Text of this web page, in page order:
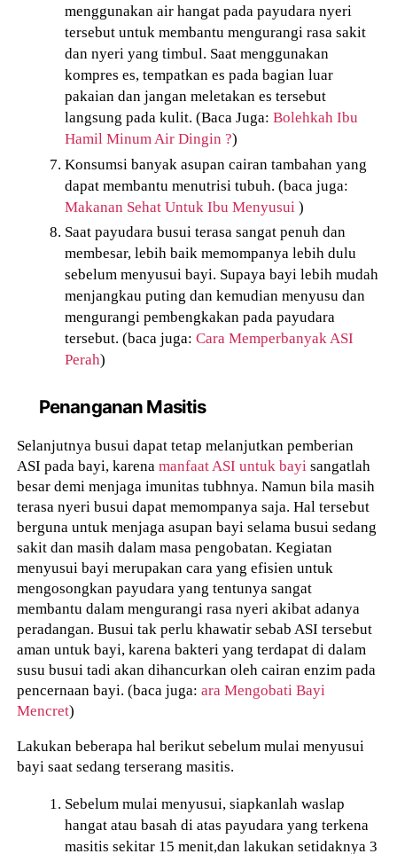
menggunakan air hangat pada payudara nyeri
tersebut untuk membantu mengurangi rasa sakit
dan nyeri yang timbul. Saat menggunakan
kompres es, tempatkan es pada bagian luar
pakaian dan jangan meletakan es tersebut
langsung pada kulit. (Baca Juga: Bolehkah Ibu
Hamil Minum Air Dingin ?)
Konsumsi banyak asupan cairan tambahan yang
dapat membantu menutrisi tubuh. (baca juga:
Makanan Sehat Untuk Ibu Menyusui )
Saat payudara busui terasa sangat penuh dan
membesar, lebih baik memompanya lebih dulu
sebelum menyusui bayi. Supaya bayi lebih mudah
menjangkau puting dan kemudian menyusu dan
mengurangi pembengkakan pada payudara
tersebut. (baca juga: Cara Memperbanyak ASI
Perah)
Penanganan Masitis
Selanjutnya busui dapat tetap melanjutkan pemberian
ASI pada bayi, karenamanfaat ASI untuk bayi sangatlah
besar demi menjaga imunitas tubhnya. Namun bila masih
terasa nyeri busui dapat memompanya saja. Hal tersebut
berguna untuk menjaga asupan bayi selama busui sedang
sakit dan masih dalam masa pengobatan. Kegiatan
menyusui bayi merupakan cara yang efisienuntuk
mengosongkan payudara yang tentunya sangat
membantu dalam mengurangi rasa nyeri akibat adanya
peradangan. Busui tak perlu khawatir sebab ASI tersebut
aman untuk bayi, karena bakteri yang terdapat di dalam
susu busui tadi akan dihancurkan oleh cairan enzim pada
pencernaan bayi. (baca juga: ara Mengobati Bayi
Mencret)
Lakukan beberapa hal berikut sebelum mulai menyusui
bayi saat sedang terserang masitis.
Sebelum mulai menyusui, siapkanlah waslap
hangat atau basah di atas payudara yang terkena
masitis sekitar 15 menit,dan lakukan setidaknya 3